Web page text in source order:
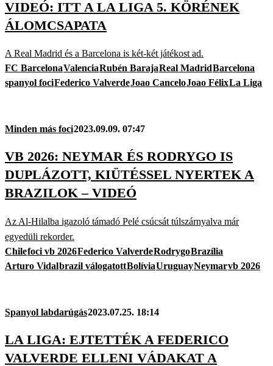
VIDEÓ: ITT A LA LIGA 5. KÖRÉNEK
ÁLOMCSAPATA
A Real Madrid és a Barcelona is két-két játékost ad.
FC BarcelonaValenciaRubén BarajaReal MadridBarcelona
spanyol fociFederico ValverdeJoao CanceloJoao FélixLa Liga
Minden más foci2023.09.09. 07:47
VB 2026: NEYMAR ÉS RODRYGO IS
DUPLÁZOTT, KIÜTÉSSEL NYERTEK A
BRAZILOK – VIDEÓ
Az Al-Hilalba igazoló támadó Pelé csúcsát túlszárnyalva már
egyedüli rekorder.
Chilefoci vb 2026Federico ValverdeRodrygoBrazília
Arturo Vidalbrazil válogatottBolíviaUruguayNeymarvb 2026
Spanyol labdarúgás2023.07.25. 18:14
LA LIGA: EJTETTÉK A FEDERICO
VALVERDE ELLENI VÁDAKAT A